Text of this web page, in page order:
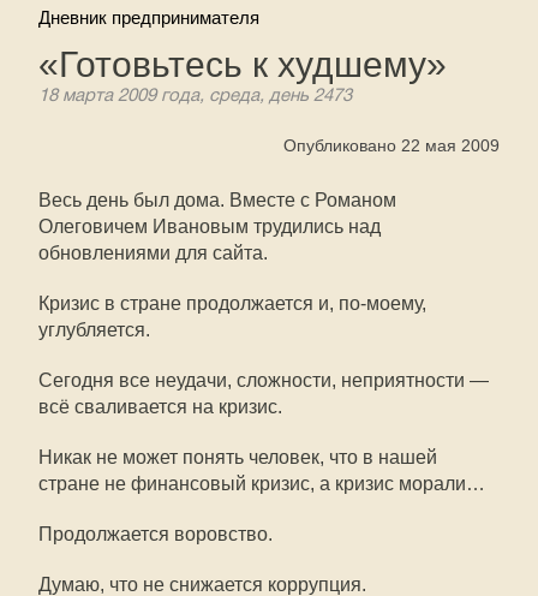
Дневник предпринимателя
«Готовьтесь к худшему»
18 марта 2009 года, среда, день 2473
Опубликовано 22 мая 2009
Весь день был дома. Вместе с Романом
Олеговичем Ивановым трудились над
обновлениями для сайта.
Кризис в стране продолжается и, по-моему,
углубляется.
Сегодня все неудачи, сложности, неприятности —
всё сваливается на кризис.
Никак не может понять человек, что в нашей
стране не финансовый кризис, а кризис морали…
Продолжается воровство.
Думаю, что не снижается коррупция.